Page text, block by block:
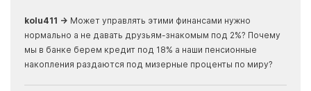
kolu411 → Может управлять этими финансами нужно
нормально а не давать друзьям-знакомым под 2%? Почему
мы в банке берем кредит под 18% а наши пенсионные
накопления раздаются под мизерные проценты по миру?